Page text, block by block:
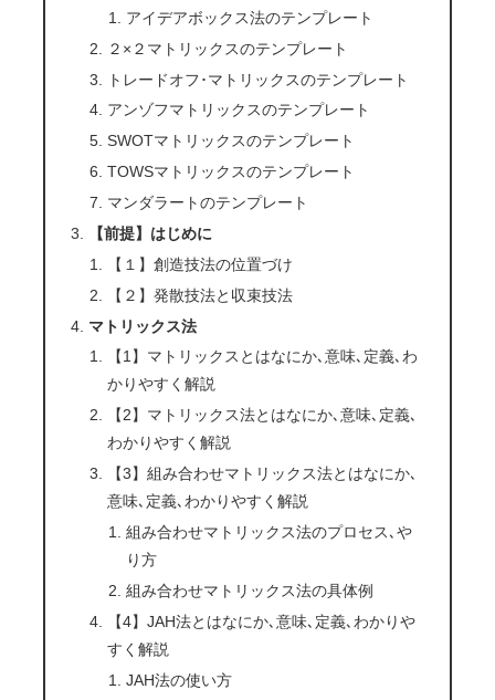
アイデアボックス法のテンプレート
２×２マトリックスのテンプレート
トレードオフ･マトリックスのテンプレート
アンゾフマトリックスのテンプレート
SWOTマトリックスのテンプレート
TOWSマトリックスのテンプレート
マンダラートのテンプレート
【前提】はじめに
【１】創造技法の位置づけ
【２】発散技法と収束技法
マトリックス法
【1】マトリックスとはなにか､意味､定義､わ
かりやすく解説
【2】マトリックス法とはなにか､意味､定義､
わかりやすく解説
【3】組み合わせマトリックス法とはなにか､
意味､定義､わかりやすく解説
組み合わせマトリックス法のプロセス､や
り方
組み合わせマトリックス法の具体例
【4】JAH法とはなにか､意味､定義､わかりや
すく解説
JAH法の使い方